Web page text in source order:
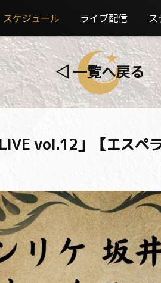
スケジュール ライブ配信 ス
◁ 一覧へ戻る
vol.12」【エスペ